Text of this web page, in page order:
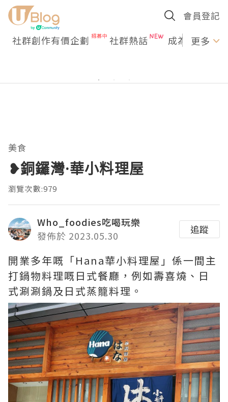
會員登記
社群創作有價企劃 社群熱話 成為U更多
美食
❥銅鑼灣·華小料理屋
瀏覽次數:979
Who_foodies吃喝玩樂
發佈於 2023.05.30
追蹤
開業多年嘅「Hana華小料理屋」係一間主
打鍋物料理嘅日式餐廳，例如壽喜燒、日
式涮涮鍋及日式蒸籠料理。